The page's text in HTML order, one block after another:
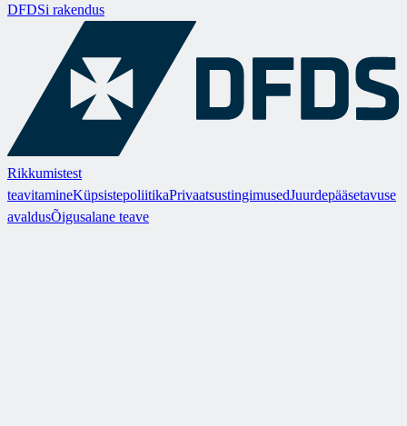
DFDSi rakendus
Rikkumistest
teavitamineKüpsistepoliitikaPrivaatsustingimusedJuurdepääsetavuse
avaldusÕigusalane teave